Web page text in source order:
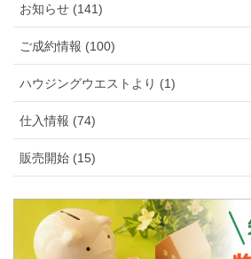
お知らせ (141)
ご成約情報 (100)
ハウジングウエストより (1)
仕入情報 (74)
販売開始 (15)